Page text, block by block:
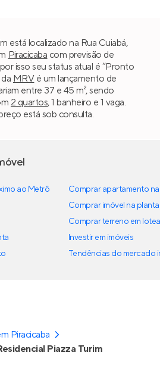
está localizado na Rua Cuiabá,
Piracicaba com previsão de
isso seu status atual é “Pronto
MRVé um lançamento de
entre 37 e 45 m², sendo
2 quartos, 1 banheiro e 1 vaga.
está sob consulta.
ao Metrô
Comprar apartamento
Comprar imóvel na planta
Comprar terreno em
Investir em imóveis
Tendências do mercado
Piracicaba
Piazza Turim